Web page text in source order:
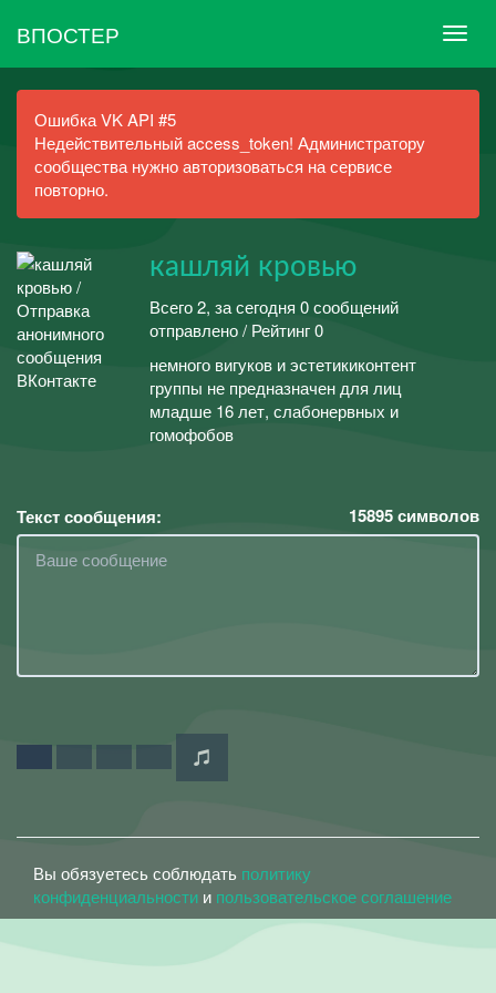
ВПОСТЕР
Ошибка VK API #5
Недействительный access_token! Администратору
сообщества нужно авторизоваться на сервисе
повторно.
кашляй кровью
Всего 2, за сегодня 0 сообщений
отправлено / Рейтинг 0
немного вигуков и эстетикиконтент
группы не предназначен для лиц
младше 16 лет, слабонервных и
гомофобов
Текст сообщения: 15895символов
Вы обязуетесь соблюдать политику
конфиденциальности и пользовательское соглашение